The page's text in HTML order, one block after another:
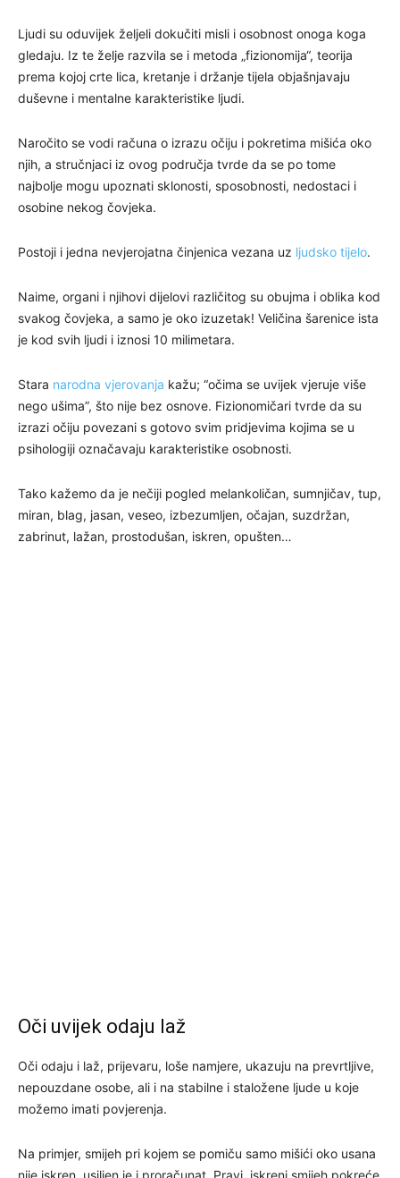
Ljudi su oduvijek željeli dokučiti misli i osobnost onoga koga
gledaju. Iz te želje razvila se i metoda „fizionomija“, teorija
prema kojoj crte lica, kretanje i držanje tijela objašnjavaju
duševne i mentalne karakteristike ljudi.
Naročito se vodi računa o izrazu očiju i pokretima mišića oko
njih, a stručnjaci iz ovog područja tvrde da se po tome
najbolje mogu upoznati sklonosti, sposobnosti, nedostaci i
osobine nekog čovjeka.
Postoji i jedna nevjerojatna činjenica vezana uz ljudsko tijelo.
Naime, organi i njihovi dijelovi različitog su obujma i oblika kod
svakog čovjeka, a samo je oko izuzetak! Veličina šarenice ista
je kod svih ljudi i iznosi 10 milimetara.
Stara narodna vjerovanja kažu; “očima se uvijek vjeruje više
nego ušima”, što nije bez osnove. Fizionomičari tvrde da su
izrazi očiju povezani s gotovo svim pridjevima kojima se u
psihologiji označavaju karakteristike osobnosti.
Tako kažemo da je nečiji pogled melankoličan, sumnjičav, tup,
miran, blag, jasan, veseo, izbezumljen, očajan, suzdržan,
zabrinut, lažan, prostodušan, iskren, opušten…
Oči uvijek odaju laž
Oči odaju i laž, prijevaru, loše namjere, ukazuju na prevrtljive,
nepouzdane osobe, ali i na stabilne i staložene ljude u koje
možemo imati povjerenja.
Na primjer, smijeh pri kojem se pomiču samo mišići oko usana